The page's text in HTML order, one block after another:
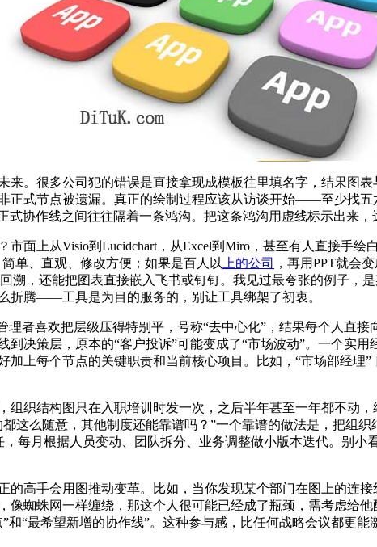
。很多公司犯的错误是直接拿现成模板往里填名字，结果图
正式节点被遗漏。真正的绘制过程应该从访谈开始——至少找
协作线之间往往隔着一条鸿沟。把这条鸿沟用虚线标示出来，
面上从Visio到Lucidchart，从Excel到Miro，甚至有人直接手绘
单、直观、修改方便；如果是百人以 上的公司
，再用PPT就会
溯，还能把图表直接嵌入飞书或钉钉。我见过最夸张的例子，
折腾——工具是为目的服务的，别让工具绑架了初衷。
者喜欢把层级压得特别平，号称“去中心化”，结果每个人直
决策层，原本的“客户投诉”可能变成了“市场波动”。一个实
上每个节点的关键职责和当前核心项目。比如，“市场部经理”
织结构图只在入职培训时发一次，之后半年甚至一年都不动
么随意，其他制度还能靠谱吗？”一个靠谱的做法是，把组织
每月根据人员变动、团队拆分、业务调整做小版本迭代。别小
高手会用图推动变革。比如，当你发现某个部门在图上的连
蜘蛛网一样缠绕，那这个人很可能已经成了瓶颈，需考虑给
“最希望新增的协作线”。这种参与感，比任何战略会议都更